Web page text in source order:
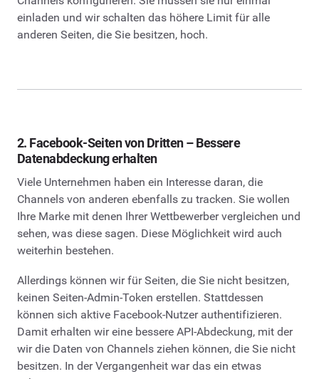
einladen und wir schalten das höhere Limit für alle
anderen Seiten, die Sie besitzen, hoch.
2. Facebook-Seiten von Dritten – Bessere
Datenabdeckung erhalten
Viele Unternehmen haben ein Interesse daran, die
Channels von anderen ebenfalls zu tracken. Sie wollen
Ihre Marke mit denen Ihrer Wettbewerber vergleichen und
sehen, was diese sagen. Diese Möglichkeit wird auch
weiterhin bestehen.
Allerdings können wir für Seiten, die Sie nicht besitzen,
keinen Seiten-Admin-Token erstellen. Stattdessen
können sich aktive Facebook-Nutzer authentifizieren.
Damit erhalten wir eine bessere API-Abdeckung, mit der
wir die Daten von Channels ziehen können, die Sie nicht
besitzen. In der Vergangenheit war das ein etwas